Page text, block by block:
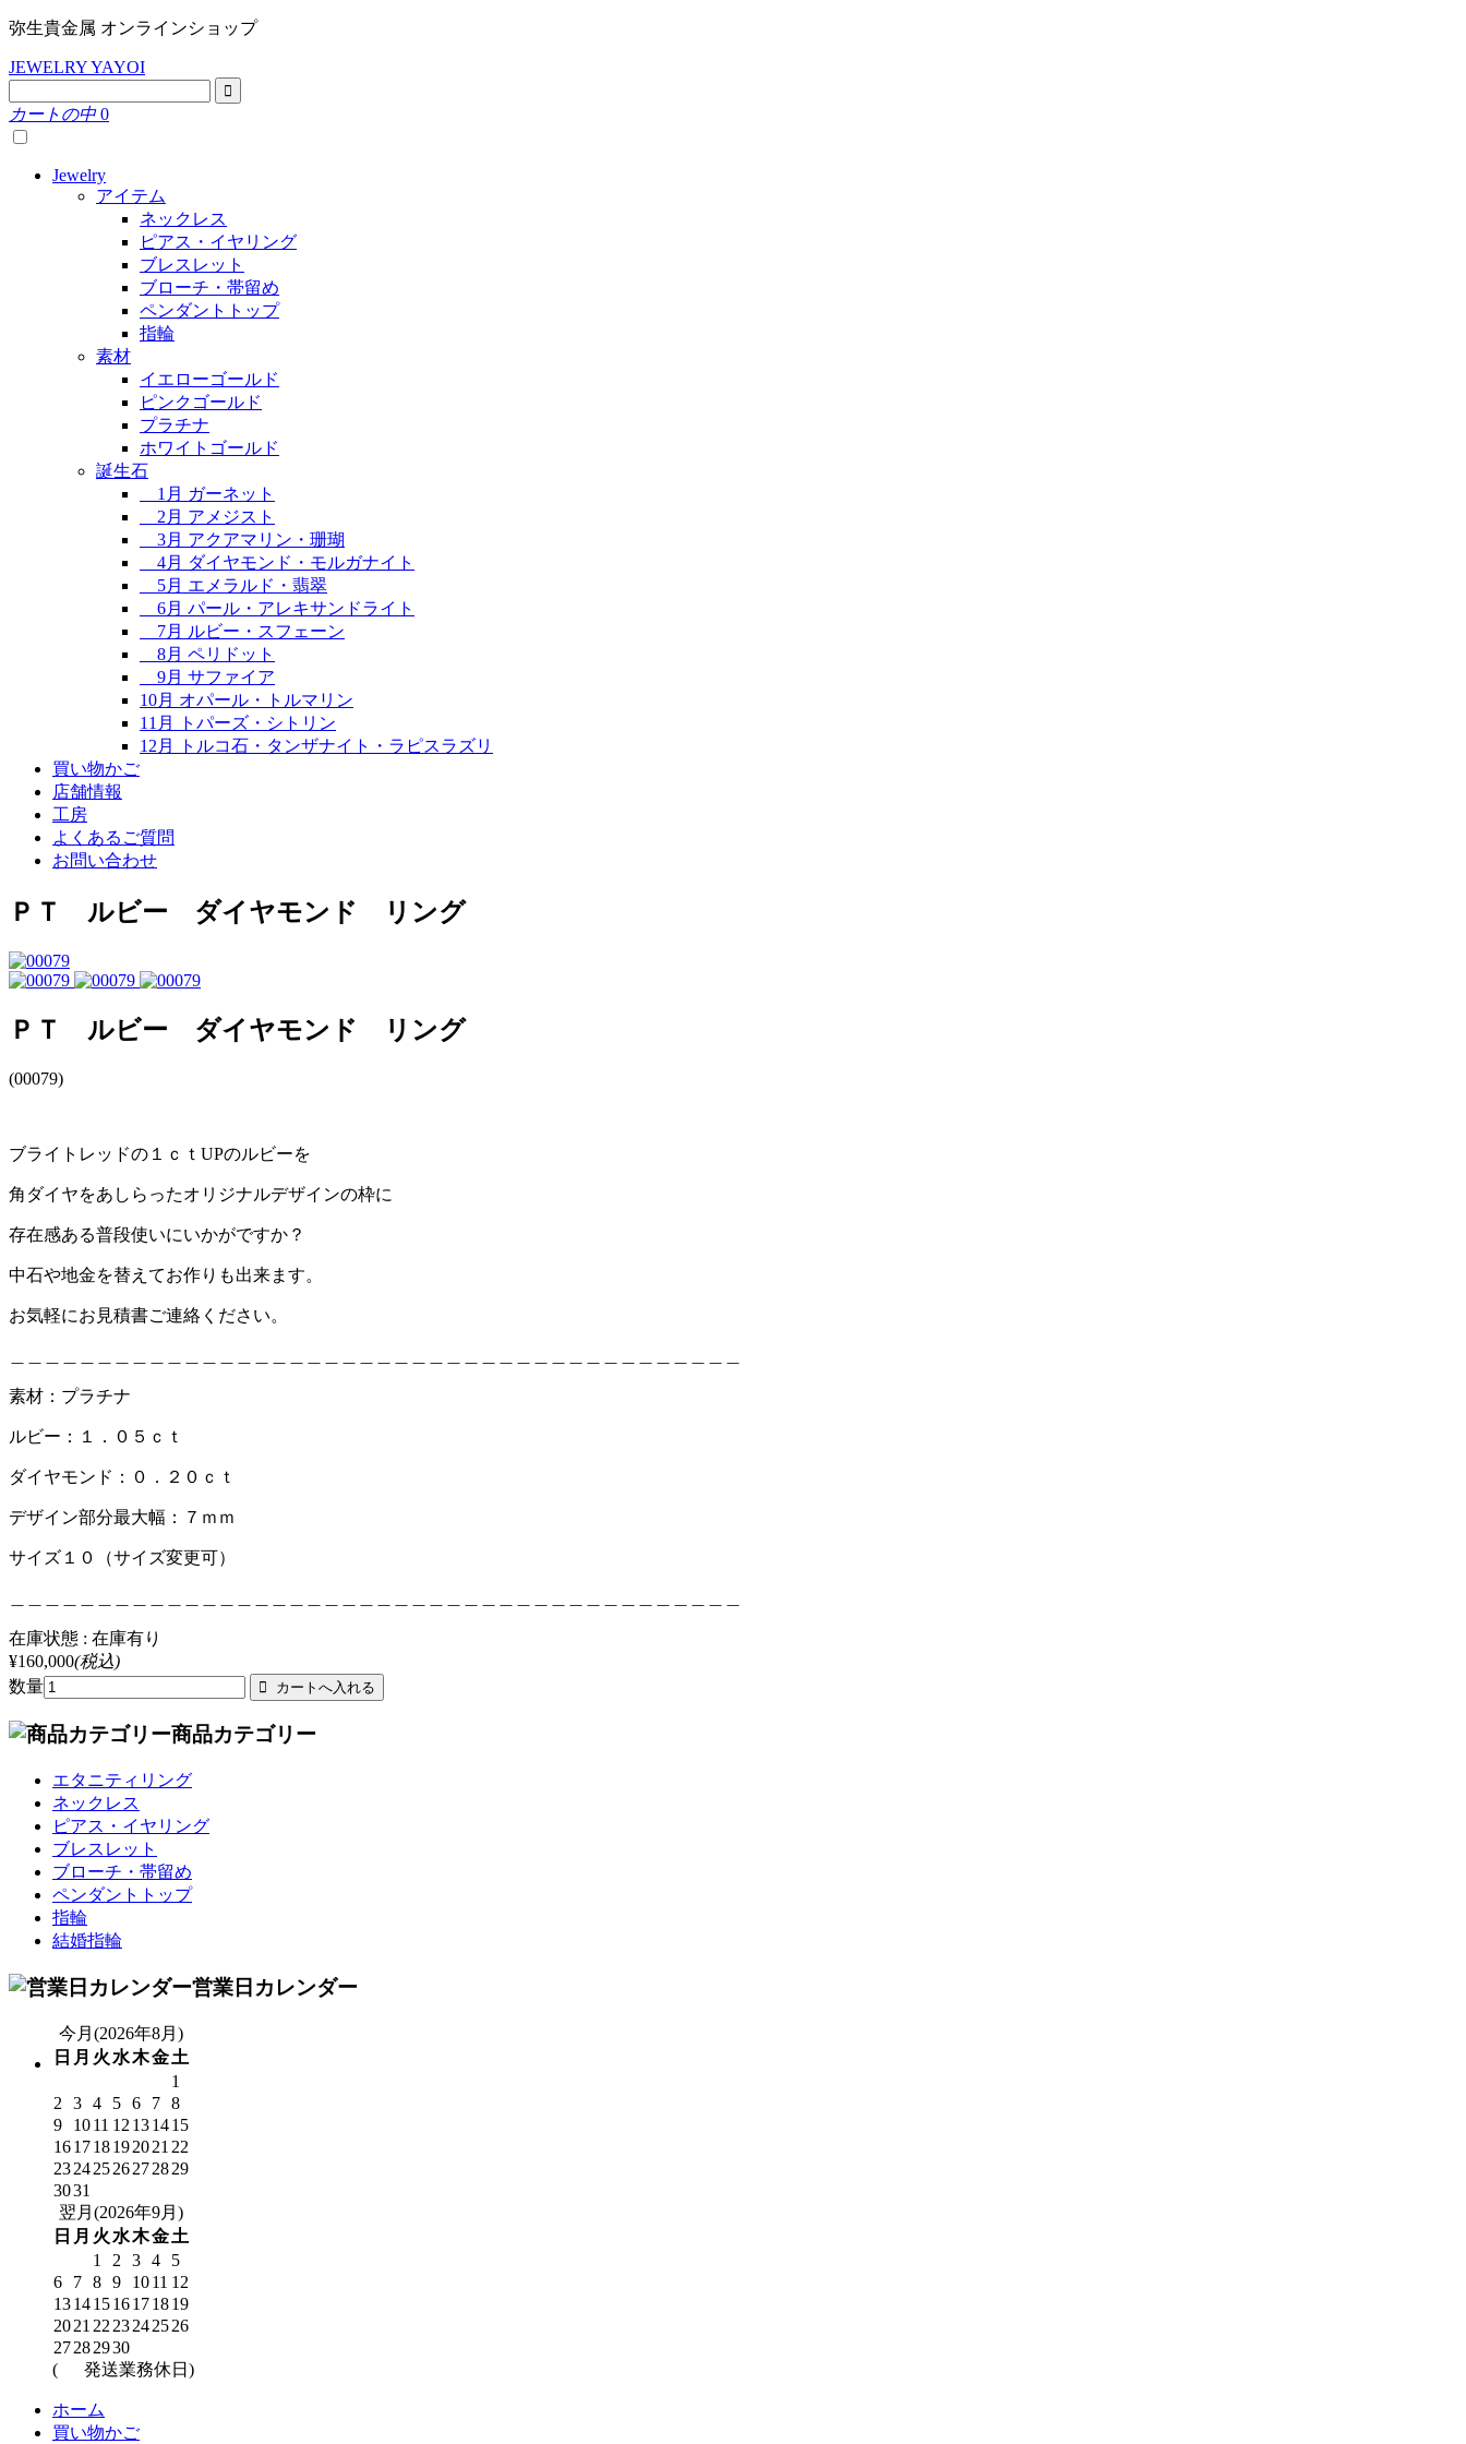
弥生貴金属 オンラインショップ
JEWELRY YAYOI
カートの中 0
Jewelry
アイテム
ネックレス
ピアス・イヤリング
ブレスレット
ブローチ・帯留め
ペンダントトップ
指輪
素材
イエローゴールド
ピンクゴールド
プラチナ
ホワイトゴールド
誕生石
1月 ガーネット
2月 アメジスト
3月 アクアマリン・珊瑚
4月 ダイヤモンド・モルガナイト
5月 エメラルド・翡翠
6月 パール・アレキサンドライト
7月 ルビー・スフェーン
8月 ペリドット
9月 サファイア
10月 オパール・トルマリン
11月 トパーズ・シトリン
12月 トルコ石・タンザナイト・ラピスラズリ
買い物かご
店舗情報
工房
よくあるご質問
お問い合わせ
ＰＴ ルビー ダイヤモンド リング
ＰＴ ルビー ダイヤモンド リング
(00079)
ブライトレッドの１ｃｔUPのルビーを
角ダイヤをあしらったオリジナルデザインの枠に
存在感ある普段使いにいかがですか？
中石や地金を替えてお作りも出来ます。
お気軽にお見積書ご連絡ください。
素材：プラチナ
ルビー：１．０５ｃｔ
ダイヤモンド：０．２０ｃｔ
デザイン部分最大幅：７ｍｍ
サイズ１０（サイズ変更可）
在庫状態 : 在庫有り
¥160,000(税込)
数量
商品カテゴリー
エタニティリング
ネックレス
ピアス・イヤリング
ブレスレット
ブローチ・帯留め
ペンダントトップ
指輪
結婚指輪
営業日カレンダー
今月(2026年8月)
日 月 火 水木金土
1
2
3 4 5 6 7 8
9
1011 12 131415
161718192021 22
23242526272829
3031
翌月(2026年9月)
日 月 火 水木金土
1
2 3 4
5
6
7 8 9 1011 12
13141516171819
2021 22 23242526
27282930
(
発送業務休日)
ホーム
買い物かご